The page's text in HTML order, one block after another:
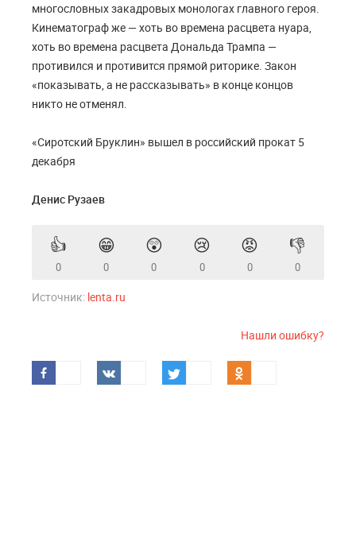
многословных закадровых монологах главного героя.
Кинематограф же — хоть во времена расцвета нуара,
хоть во времена расцвета Дональда Трампа —
противился и противится прямой риторике. Закон
«показывать, а не рассказывать» в конце концов
никто не отменял.
«Сиротский Бруклин» вышел в российский прокат 5
декабря
Денис Рузаев
👍
0
😁
0
😲
0
😢
0
😡
0
👎
0
Источник: lenta.ru
Нашли ошибку?